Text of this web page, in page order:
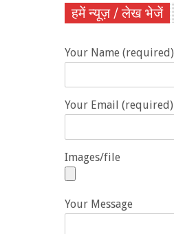
हमें न्यूज़ / लेख भेजें
Your Name (required)
Your Email (required)
Images/file
Your Message